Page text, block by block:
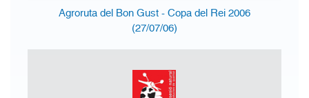
Agroruta del Bon Gust - Copa del Rei 2006
(27/07/06)